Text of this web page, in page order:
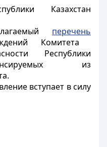
Казахстан
перечень
Комитета
Республики
из
вступает в силу